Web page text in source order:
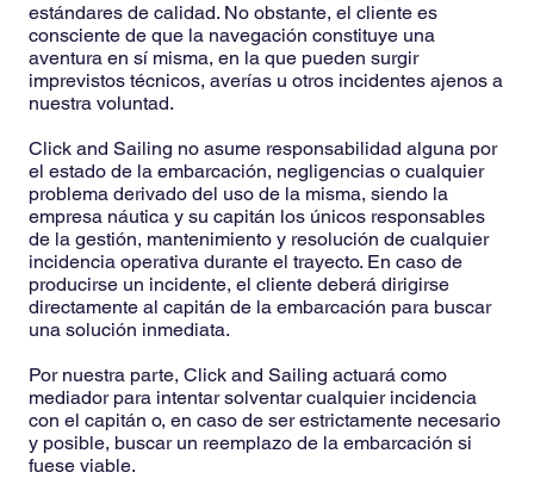
estándares de calidad. No obstante, el cliente es
consciente de que la navegación constituye una
aventura en sí misma, en la que pueden surgir
imprevistos técnicos, averías u otros incidentes ajenos a
nuestra voluntad.
Click and Sailing no asume responsabilidad alguna por
el estado de la embarcación, negligencias o cualquier
problema derivado del uso de la misma, siendo la
empresa náutica y su capitán los únicos responsables
de la gestión, mantenimiento y resolución de cualquier
incidencia operativa durante el trayecto. En caso de
producirse un incidente, el cliente deberá dirigirse
directamente al capitán de la embarcación para buscar
una solución inmediata.
Por nuestra parte, Click and Sailing actuará como
mediador para intentar solventar cualquier incidencia
con el capitán o, en caso de ser estrictamente necesario
y posible, buscar un reemplazo de la embarcación si
fuese viable.